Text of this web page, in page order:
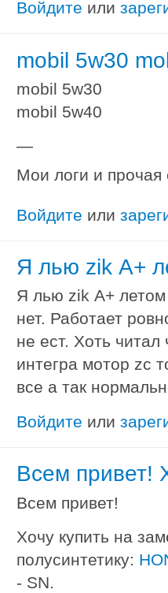
Войдите или
mobil 5w30
mobil 5w30
mobil 5w40
—
Мои логи и
Войдите или
Я лью zik А+
Я лью zik А+ летом
нет. Работает
не ест. Хоть
интегра мотор zc
все а так
Войдите или
Всем привет!
Всем привет!
Хочу купить на
полусинтетику:
- SN.